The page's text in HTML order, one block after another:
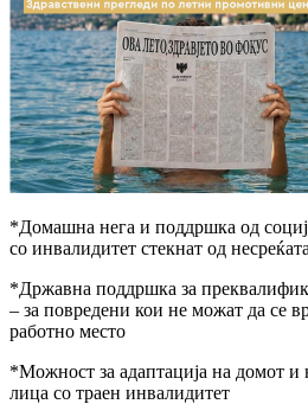
*Домашна нега и поддршка од
со инвалидитет стекнат од несреќата
*Државна поддршка за
– за повредени кои не можат да се
работно место
*Можност за адаптација на домот и
лица со траен инвалидитет